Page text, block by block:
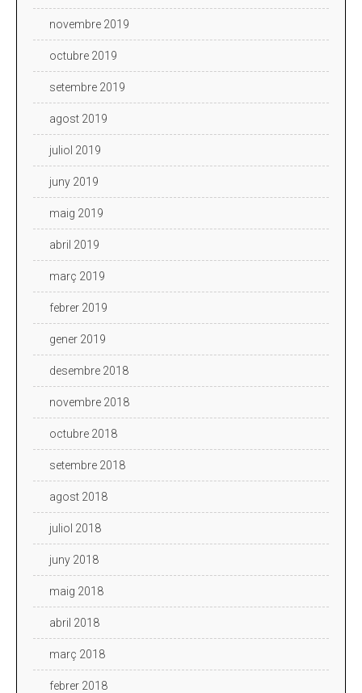
novembre 2019
octubre 2019
setembre 2019
agost 2019
juliol 2019
juny 2019
maig 2019
abril 2019
març 2019
febrer 2019
gener 2019
desembre 2018
novembre 2018
octubre 2018
setembre 2018
agost 2018
juliol 2018
juny 2018
maig 2018
abril 2018
març 2018
febrer 2018